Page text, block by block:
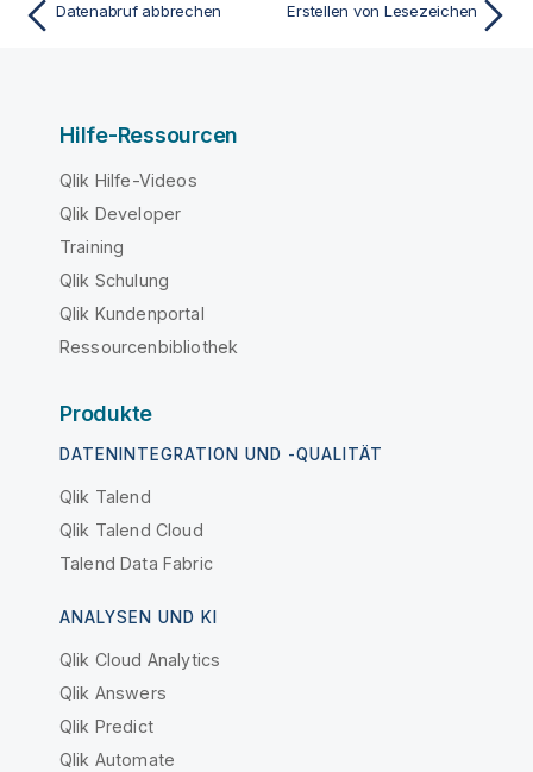
Datenabruf abbrechen Erstellen von Lesezeichen
Hilfe-Ressourcen
Qlik Hilfe-Videos
Qlik Developer
Training
Qlik Schulung
Qlik Kundenportal
Ressourcenbibliothek
Produkte
DATENINTEGRATION UND -QUALITÄT
Qlik Talend
Qlik Talend Cloud
Talend Data Fabric
ANALYSEN UND KI
Qlik Cloud Analytics
Qlik Answers
Qlik Predict
Qlik Automate